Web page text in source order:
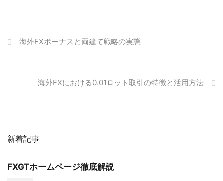
海外FXボーナスと両建て戦略の実態
海外FXにおける0.01ロット取引の特徴と活用方法
新着記事
FXGTホームページ徹底解説